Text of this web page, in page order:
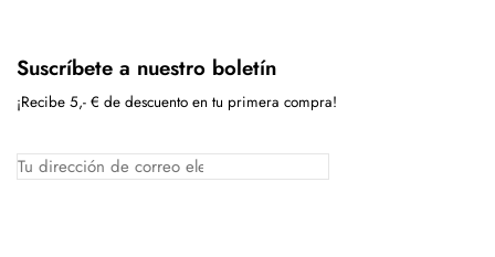
Suscríbete a nuestro boletín
¡Recibe 5,- € de descuento en tu primera compra!